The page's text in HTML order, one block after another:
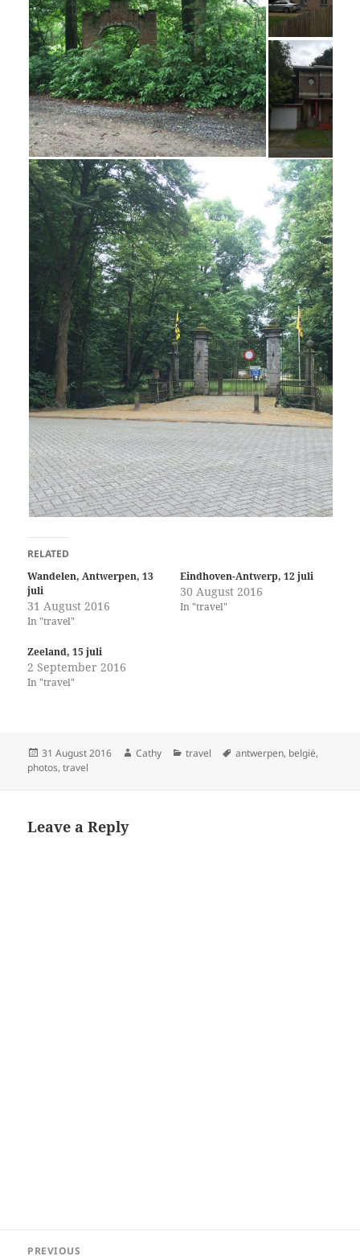
RELATED
Wandelen, Antwerpen, 13
juli
31 August 2016
In "travel"
Eindhoven-Antwerp, 12 juli
30 August 2016
In "travel"
Zeeland, 15 juli
2 September 2016
In "travel"
Posted
on
31 August 2016 Author
Cathy Categories
travel Tags
antwerpen, belgië,
photos,travel
Leave a Reply
PREVIOUS